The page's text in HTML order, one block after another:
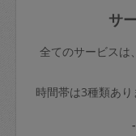
サ
全てのサービスは
時間帯は3種類あり